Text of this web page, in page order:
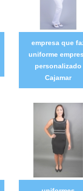
empresa que
uniforme
personalizado
Cajamar